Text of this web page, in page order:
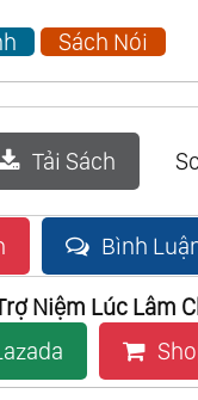
Sách Nói
Tải Sách
Bình
Niệm Lúc Lâm